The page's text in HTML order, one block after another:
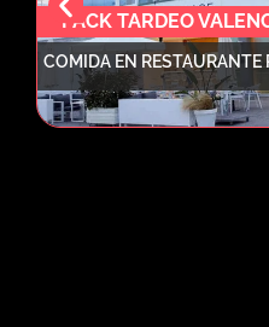
PACK TARDEO